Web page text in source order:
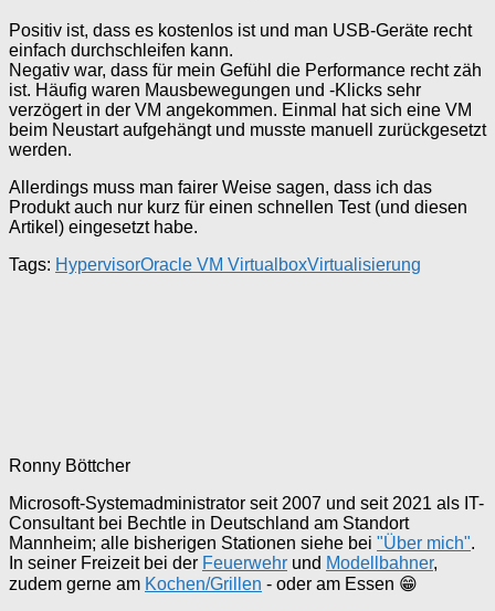
Positiv ist, dass es kostenlos ist und man USB-Geräte recht
einfach durchschleifen kann.
Negativ war, dass für mein Gefühl die Performance recht zäh
ist. Häufig waren Mausbewegungen und -Klicks sehr
verzögert in der VM angekommen. Einmal hat sich eine VM
beim Neustart aufgehängt und musste manuell zurückgesetzt
werden.
Allerdings muss man fairer Weise sagen, dass ich das
Produkt auch nur kurz für einen schnellen Test (und diesen
Artikel) eingesetzt habe.
Tags: HypervisorOracle VM VirtualboxVirtualisierung
Ronny Böttcher
Microsoft-Systemadministrator seit 2007 und seit 2021 als IT-
Consultant bei Bechtle in Deutschland am Standort
Mannheim; alle bisherigen Stationen siehe bei "Über mich".
In seiner Freizeit bei der Feuerwehr und Modellbahner,
zudem gerne am Kochen/Grillen - oder am Essen 😁